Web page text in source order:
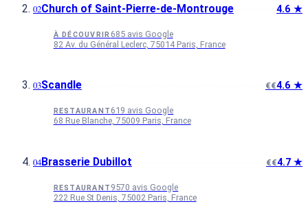
Church of Saint-Pierre-de-Montrouge 4.6 ★
À DÉCOUVRIR 685 avis Google
82 Av. du Général Leclerc, 75014 Paris, France
Scandle €€4.6 ★
RESTAURANT 619 avis Google
68 Rue Blanche, 75009 Paris, France
Brasserie Dubillot €€4.7 ★
RESTAURANT 9570 avis Google
222 Rue St Denis, 75002 Paris, France